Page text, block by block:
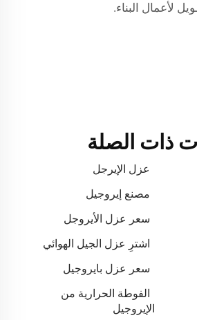
لأعمال البناء.
ذات الصلة
عزل الإيرجل
مصنع إيروجيل
سعر عزل الأيروجل
اشترِ عزل الجيل الهوائي
سعر عزل بايروجيل
الفوطة الحرارية من
الإيروجيل